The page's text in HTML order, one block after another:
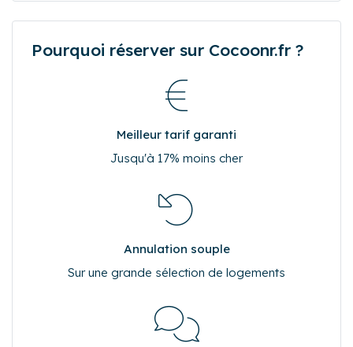
Renseignez vos dates de séjour pour obtenir le prix de
Réserver
Pourquoi réserver sur Cocoonr.fr ?
Meilleur tarif garanti
Jusqu'à 17% moins cher